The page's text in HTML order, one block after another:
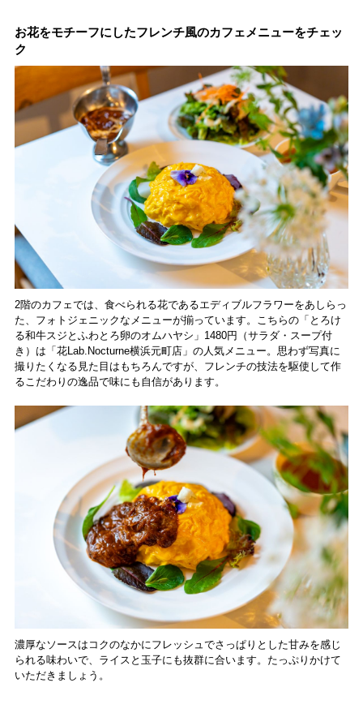
お花をモチーフにしたフレンチ風のカフェメニューをチェッ
ク
2階のカフェでは、食べられる花であるエディブルフラワーをあしらっ
た、フォトジェニックなメニューが揃っています。こちらの「とろけ
る和牛スジとふわとろ卵のオムハヤシ」1480円（サラダ・スープ付
き）は「花Lab.Nocturne横浜元町店」の人気メニュー。思わず写真に
撮りたくなる見た目はもちろんですが、フレンチの技法を駆使して作
るこだわりの逸品で味にも自信があります。
濃厚なソースはコクのなかにフレッシュでさっぱりとした甘みを感じ
られる味わいで、ライスと玉子にも抜群に合います。たっぷりかけて
いただきましょう。